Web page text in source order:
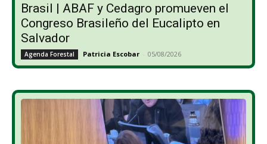
Brasil | ABAF y Cedagro promueven el
Congreso Brasileño del Eucalipto en
Salvador
Agenda Forestal Patricia Escobar - 05/08/2026